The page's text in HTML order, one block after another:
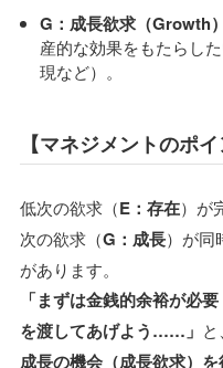
G：成長欲求（Growth
産的な効果をもたらし
現など）。
【マネジメントのポ
低次の欲求（E：存在）が
次の欲求（G：成長）が同
があります。
「まずは金銭的余裕が必
を渡してあげよう……」
成長の機会（成長欲求）を